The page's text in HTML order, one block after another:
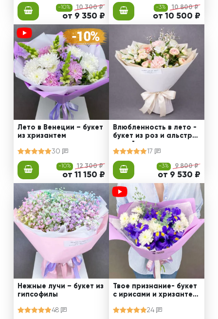
-10% 10 300 ₽
от 9 350 ₽
-3% 10 800 ₽
от 10 500 ₽
Лето в Венеции – букет
из хризантем
30
-10% 12 300 ₽
от 11 150 ₽
Влюбленность в лето -
букет из роз и альстро
мерий
17
-3% 9 800 ₽
от 9 530 ₽
Нежные лучи – букет из
гипсофилы
48
Твое признание- букет
с ирисами и хризантем
24